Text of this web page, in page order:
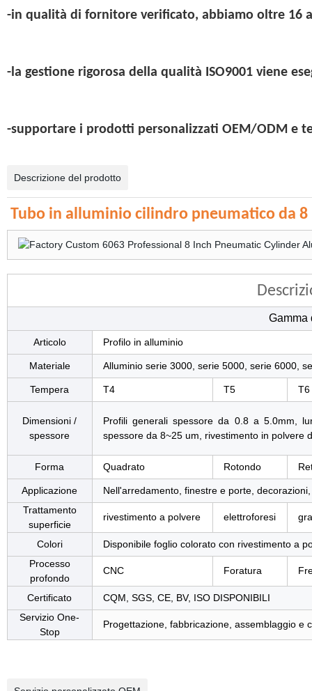
-in qualità di fornitore verificato, abbiamo oltre 16
-la gestione rigorosa della qualità ISO9001 viene
-supportare i prodotti personalizzati OEM/ODM e
Descrizione del prodotto
Tubo in alluminio cilindro pneumatico da
Gamma
Articolo Profilo in alluminio
Materiale Alluminio serie 3000, serie 5000, serie 6000,
Tempera T4 T5
Dimensioni /
spessore
Profili generali spessore da 0.8 a 5.0mm,
spessore da 8~25 um, rivestimento in polvere
Forma Quadrato Rotondo
Applicazione
Nell'arredamento, finestre e porte,
Trattamento
superficie
rivestimento a polvere elettroforesi
Colori
Disponibile foglio colorato con rivestimento a
Processo
profondo
CNC Foratura
Certificato
CQM, SGS, CE, BV, ISO DISPONIBILI
Servizio One-
Stop
Progettazione, fabbricazione, assemblaggio e